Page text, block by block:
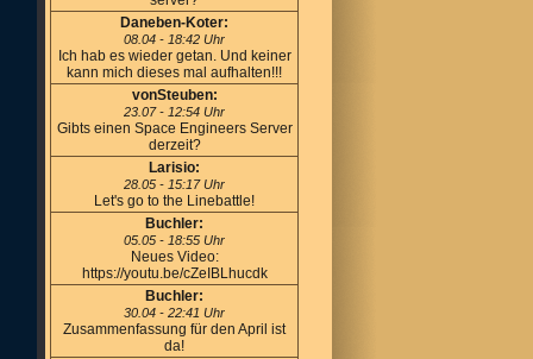
Daneben-Koter:
08.04 - 18:42 Uhr
Ich hab es wieder getan. Und keiner
kann mich dieses mal aufhalten!!!
vonSteuben:
23.07 - 12:54 Uhr
Gibts einen Space Engineers Server
derzeit?
Larisio:
28.05 - 15:17 Uhr
Let's go to the Linebattle!
Buchler:
05.05 - 18:55 Uhr
Neues Video:
https://youtu.be/cZeIBLhucdk
Buchler:
30.04 - 22:41 Uhr
Zusammenfassung für den April ist
da!